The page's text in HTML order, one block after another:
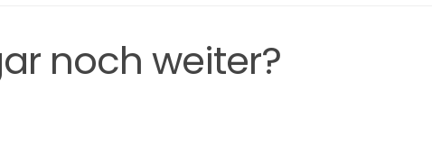
noch weiter?